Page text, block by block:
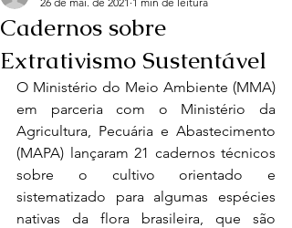
Cadernos sobre
Extrativismo Sustentável
O Ministério do Meio Ambiente (MMA)
em parceria com o Ministério da
Agricultura, Pecuária e Abastecimento
(MAPA) lançaram 21 cadernos técnicos
sobre o cultivo orientado e
sistematizado para algumas espécies
nativas da flora brasileira, que são